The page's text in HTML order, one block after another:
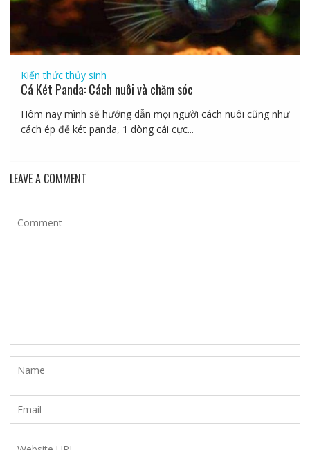
Kiến thức thủy sinh
Cá Két Panda: Cách nuôi và chăm sóc
Hôm nay mình sẽ hướng dẫn mọi người cách nuôi cũng như
cách ép đẻ két panda, 1 dòng cái cực...
LEAVE A COMMENT